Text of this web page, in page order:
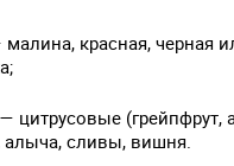
красная, черная
цитрусовые (грейпфрут,
алыча, сливы, вишня.